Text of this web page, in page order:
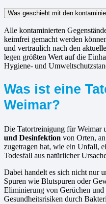
Was geschieht mit den
Alle kontaminierten
keimfrei gemacht werden
und vertraulich nach den
legen größten Wert auf die
Hygiene- und
Was ist eine
Weimar?
Die Tatortreinigung für Weimar
und Desinfektion von Orten,
zugetragen hat, wie ein Unfall,
Todesfall aus natürlicher
Dabei handelt es sich nicht nur
Spuren wie Blutspuren oder
Eliminierung von Gerüchen
Gesundheitsrisiken durch